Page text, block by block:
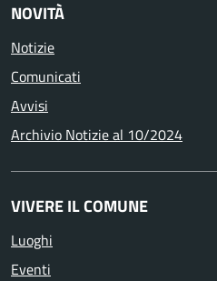
NOVITÀ
Notizie
Comunicati
Avvisi
Archivio Notizie al 10/2024
VIVERE IL COMUNE
Luoghi
Eventi